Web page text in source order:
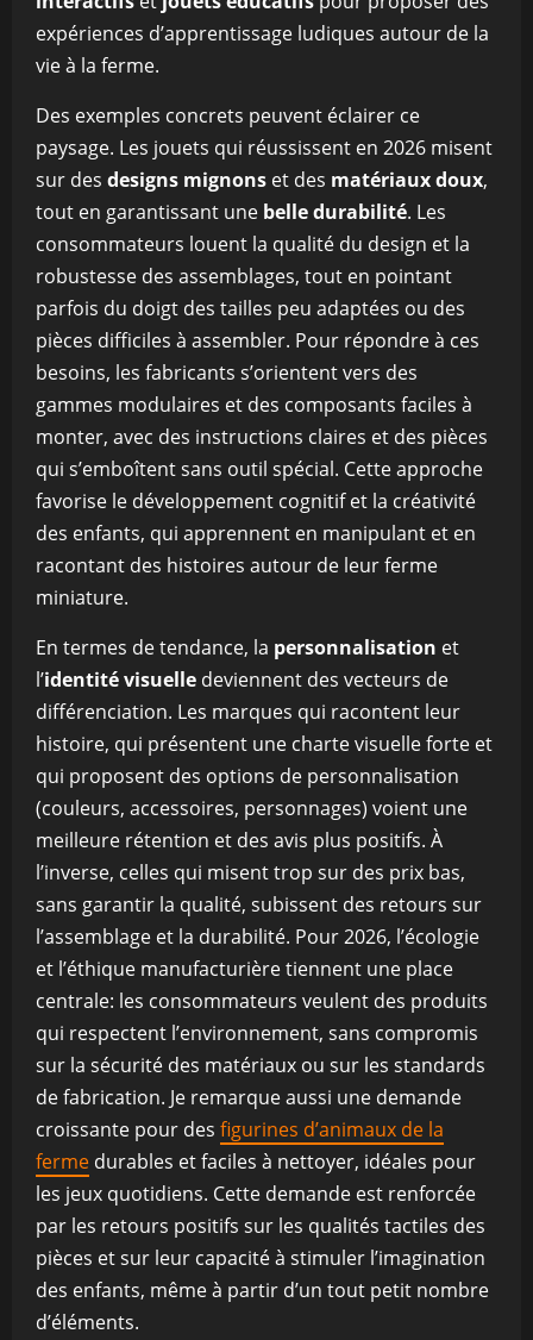
expériences d’apprentissage ludiques autour de la
vie à la ferme.
Des exemples concrets peuvent éclairer ce
paysage. Les jouets qui réussissent en 2026 misent
sur des designs mignons et des matériaux doux,
tout en garantissant une belle durabilité. Les
consommateurs louent la qualité du design et la
robustesse des assemblages, tout en pointant
parfois du doigt des tailles peu adaptées ou des
pièces difficiles à assembler. Pour répondre à ces
besoins, les fabricants s’orientent vers des
gammes modulaires et des composants faciles à
monter, avec des instructions claires et des pièces
qui s’emboîtent sans outil spécial. Cette approche
favorise le développement cognitif et la créativité
des enfants, qui apprennent en manipulant et en
racontant des histoires autour de leur ferme
miniature.
En termes de tendance, la personnalisation et
l’identité visuelle deviennent des vecteurs de
différenciation. Les marques qui racontent leur
histoire, qui présentent une charte visuelle forte et
qui proposent des options de personnalisation
(couleurs, accessoires, personnages) voient une
meilleure rétention et des avis plus positifs. À
l’inverse, celles qui misent trop sur des prix bas,
sans garantir la qualité, subissent des retours sur
l’assemblage et la durabilité. Pour 2026, l’écologie
et l’éthique manufacturière tiennent une place
centrale: les consommateurs veulent des produits
qui respectent l’environnement, sans compromis
sur la sécurité des matériaux ou sur les standards
de fabrication. Je remarque aussi une demande
croissante pour des figurines d’animaux de la
ferme durables et faciles à nettoyer, idéales pour
les jeux quotidiens. Cette demande est renforcée
par les retours positifs sur les qualités tactiles des
pièces et sur leur capacité à stimuler l’imagination
des enfants, même à partir d’un tout petit nombre
d’éléments.